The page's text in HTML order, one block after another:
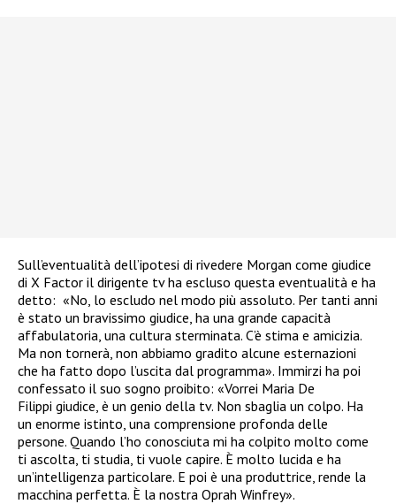
Sull’eventualità dell’ipotesi di rivedere Morgan come giudice
di X Factor il dirigente tv ha escluso questa eventualità e ha
detto: «No, lo escludo nel modo più assoluto. Per tanti anni
è stato un bravissimo giudice, ha una grande capacità
affabulatoria, una cultura sterminata. C’è stima e amicizia.
Ma non tornerà, non abbiamo gradito alcune esternazioni
che ha fatto dopo l’uscita dal programma». Immirzi ha poi
confessato il suo sogno proibito: «Vorrei Maria De
Filippi giudice, è un genio della tv. Non sbaglia un colpo. Ha
un enorme istinto, una comprensione profonda delle
persone. Quando l’ho conosciuta mi ha colpito molto come
ti ascolta, ti studia, ti vuole capire. È molto lucida e ha
un’intelligenza particolare. E poi è una produttrice, rende la
macchina perfetta. È la nostra Oprah Winfrey».